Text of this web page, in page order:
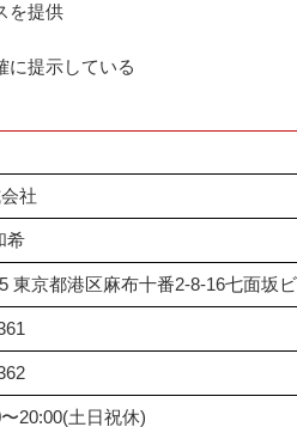
を提供
に提示している
社
希
東京都港区麻布十番2-8-16七面坂
20:00(土日祝休)